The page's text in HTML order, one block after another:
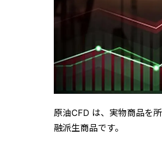
原油CFD は、実物商品を
融派生商品です。